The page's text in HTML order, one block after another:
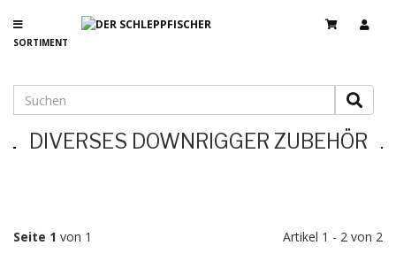
SORTIMENT
DIVERSES DOWNRIGGER ZUBEHÖR
Seite 1 von 1 Artikel 1 - 2 von 2